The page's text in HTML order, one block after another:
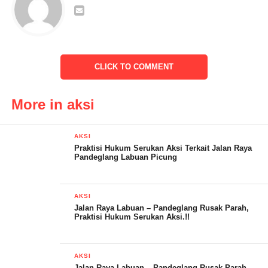
tindak tegas pengguna jalan yang bermuatan berat seperti
Tronton, hal tersebut merusak jalan dengan penggunaan
(parkir) ditempat tempat yang biasa longsor
Ketidak nyamanan pengguna jalan di Pandeglang ini atas liarnya
CLICK TO COMMENT
More in aksi
AKSI
Praktisi Hukum Serukan Aksi Terkait Jalan Raya
Pandeglang Labuan Picung
AKSI
Jalan Raya Labuan – Pandeglang Rusak Parah,
Praktisi Hukum Serukan Aksi.!!
AKSI